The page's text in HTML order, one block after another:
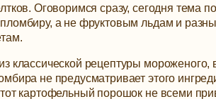
Оговоримся сразу, сегодня тема
а не фруктовым льдам и
классической рецептуры мороженого,
не предусматривает этого
картофельный порошок не всеми